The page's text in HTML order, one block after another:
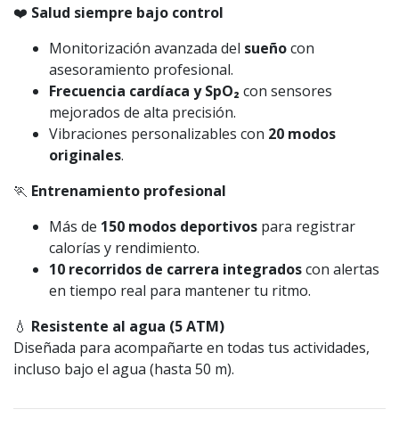
❤️ Salud siempre bajo control
Monitorización avanzada del sueñocon
asesoramiento profesional.
Frecuencia cardíaca y SpO₂ con sensores
mejorados de alta precisión.
Vibraciones personalizables con 20 modos
originales.
🏃 Entrenamiento profesional
Más de 150 modos deportivos para registrar
calorías y rendimiento.
10 recorridos de carrera integradoscon alertas
en tiempo real para mantener tu ritmo.
💧 Resistente al agua (5 ATM)
Diseñada para acompañarte en todas tus actividades,
incluso bajo el agua (hasta 50 m).